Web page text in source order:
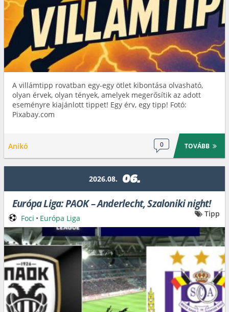
A villámtipp rovatban egy-egy ötlet kibontása olvasható,
olyan érvek, olyan tények, amelyek megerősítik az adott
eseményre kiajánlott tippet! Egy érv, egy tipp! Fotó:
Pixabay.com
Anikó 0 TOVÁBB
2026.08. 06.
Európa Liga: PAOK – Anderlecht, Szaloniki night!
Foci • Európa Liga Tipp